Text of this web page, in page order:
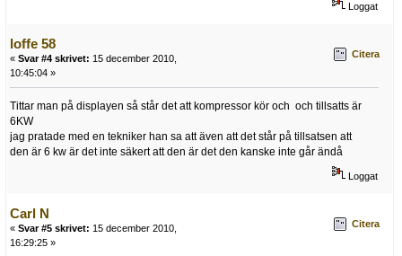
Loggat
loffe 58
« Svar #4 skrivet: 15 december 2010,
10:45:04 »
Citera
Tittar man på displayen så står det att kompressor kör och och tillsatts är
6KW
jag pratade med en tekniker han sa att även att det står på tillsatsen att
den är 6 kw är det inte säkert att den är det den kanske inte går ändå
Loggat
Carl N
« Svar #5 skrivet: 15 december 2010,
16:29:25 »
Citera